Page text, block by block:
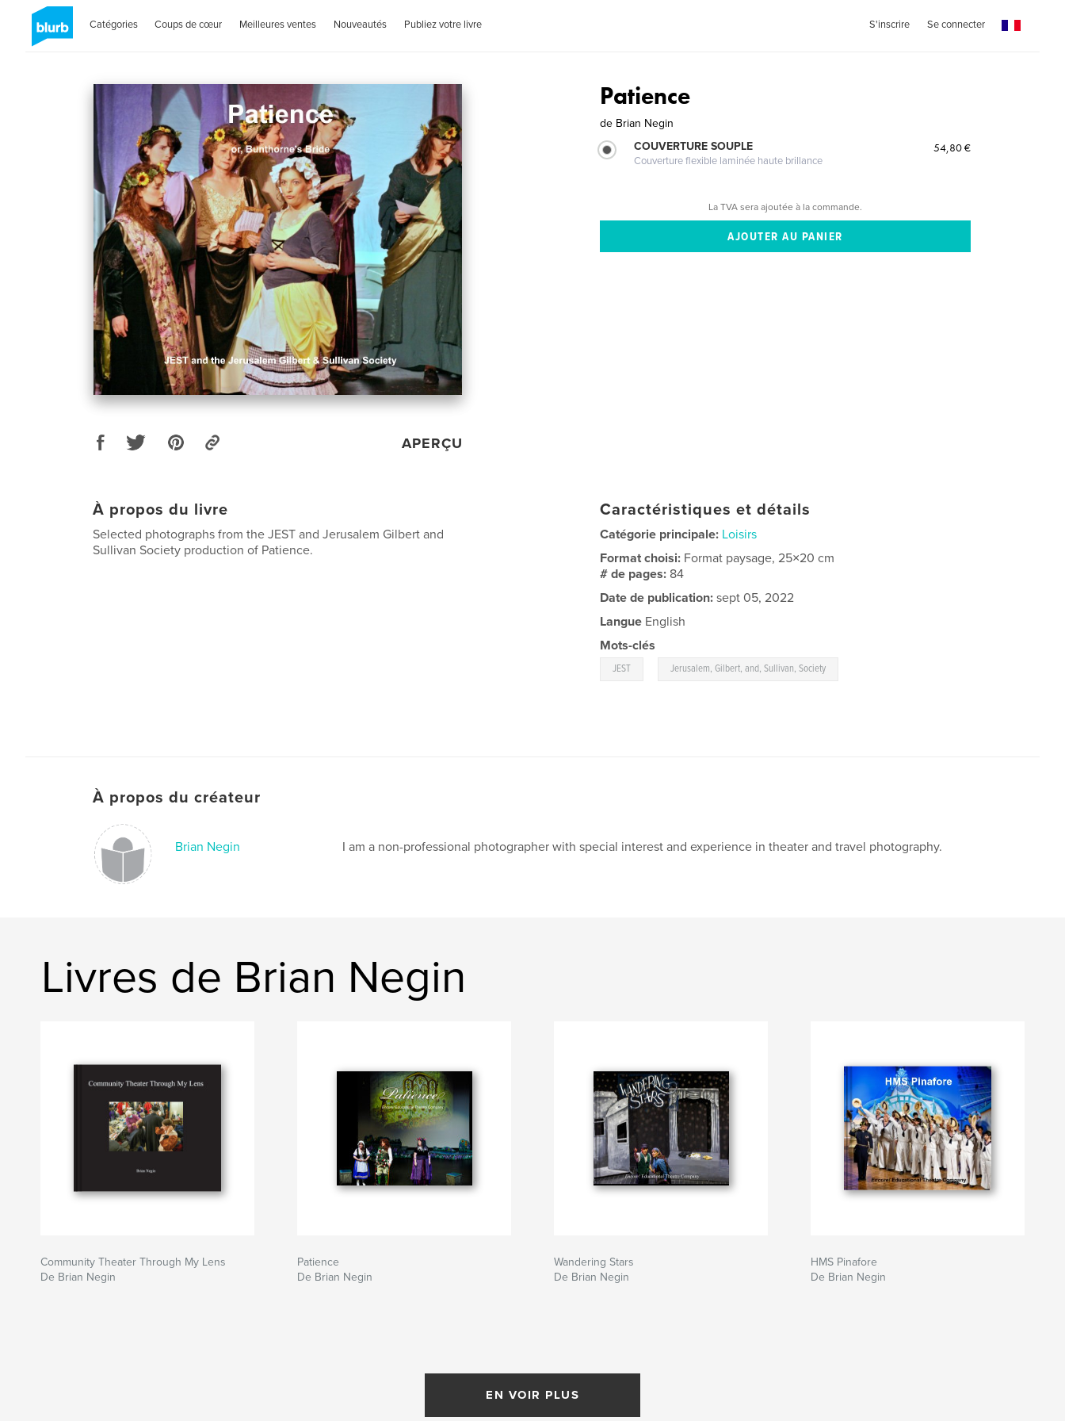
Catégories Coups de cœur Meilleures ventes Nouveautés Publiez votre livre S'inscrire Se connecter
APERÇU
Patience
de Brian Negin
COUVERTURE SOUPLE
Couverture flexible laminée haute brillance
54,80 €
La TVA sera ajoutée à la commande.
À propos du livre
Selected photographs from the JEST and Jerusalem Gilbert and
Sullivan Society production of Patience.
Caractéristiques et détails
Catégorie principale: Loisirs
Format choisi: Format paysage, 25×20 cm
# de pages: 84
Date de publication: sept 05, 2022
Langue English
Mots-clés
JEST Jerusalem, Gilbert, and, Sullivan, Society
À propos du créateur
Brian Negin I am a non-professional photographer with special interest and experience in theater and travel photography.
Livres de Brian Negin
Community Theater Through My Lens
De Brian Negin
Patience
De Brian Negin
Wandering Stars
De Brian Negin
HMS Pinafore
De Brian Negin
EN VOIR PLUS